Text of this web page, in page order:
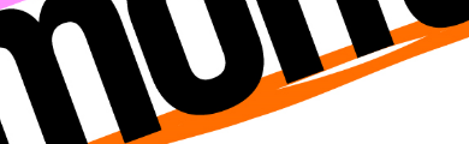
換新帶動消費約18億元
合計營收2.58萬億 利潤總額近936億
解鎖閱讀新玩法